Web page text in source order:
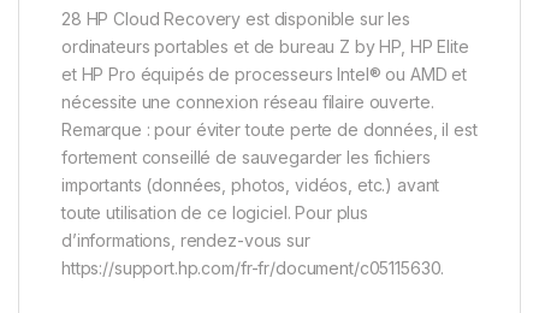
28 HP Cloud Recovery est disponible sur les
ordinateurs portables et de bureau Z by HP, HP Elite
et HP Pro équipés de processeurs Intel® ou AMD et
nécessite une connexion réseau filaire ouverte.
Remarque : pour éviter toute perte de données, il est
fortement conseillé de sauvegarder les fichiers
importants (données, photos, vidéos, etc.) avant
toute utilisation de ce logiciel. Pour plus
d’informations, rendez-vous sur
https://support.hp.com/fr-fr/document/c05115630.